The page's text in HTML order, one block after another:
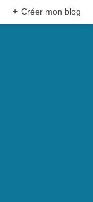
+ Créer mon blog